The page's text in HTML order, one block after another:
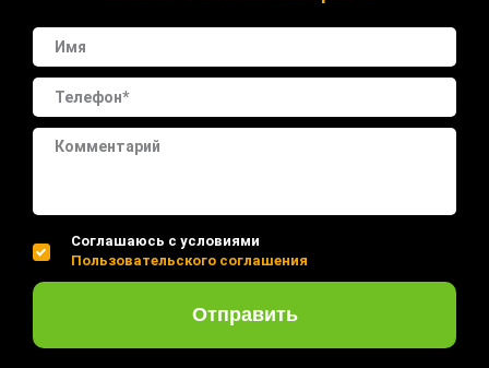
Соглашаюсь с условиями
Пользовательского соглашения
Отправить